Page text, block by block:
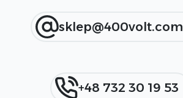
+48 732 30 19 53